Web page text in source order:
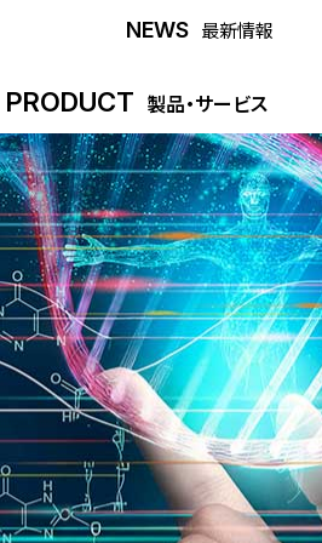
NEWS 最新情報
PRODUCT 製品・サービス